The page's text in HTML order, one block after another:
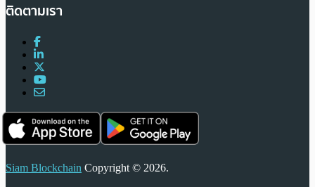
ติดตามเรา
Siam Blockchain Copyright © 2026.